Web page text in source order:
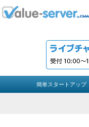
簡単スタートアップ